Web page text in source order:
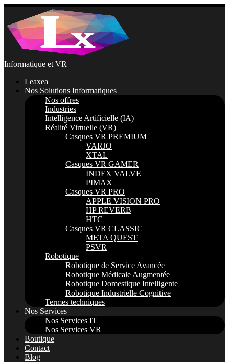
Passer
contenu
Informatique et VR
Leaxea
Nos Solutions Informatiques
Nos offres
Industries
Intelligence Artificielle (IA)
Réalité Virtuelle (VR)
Casques VR PREMIUM
VARJO
XTAL
Casques VR GAMER
INDEX VALVE
PIMAX
Casques VR PRO
APPLE VISION PRO
HP REVERB
HTC
Casques VR CLASSIC
META QUEST
PSVR
Robotique
Robotique de Service Avancée
Robotique Médicale Augmentée
Robotique Domestique Intelligente
Robotique Industrielle Cognitive
Termes techniques
Nos Services
Nos Services IT
Nos Services VR
Boutique
Contact
Blog